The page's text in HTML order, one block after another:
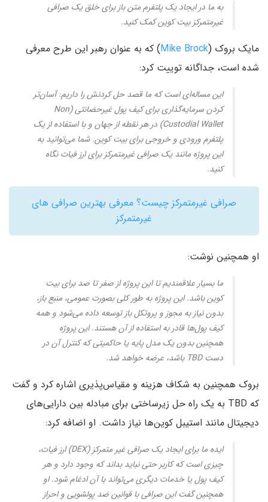
به ما در ایجاد یک پلتفرم متن باز برای خلق یک صرافی
غیرمتمرکز بیت کوین کمک کنید.
مایک بروک (Mike Brock) که به عنوان رهبر این طرح معرفی
شده است، جداگانه توییت کرد:
این مساله‌ای است که ما قصد حل کردنش را داریم: آسان‌تر
کردن سرمایه‌گذاری برای کیف پول غیر‌حضانتی (Non
Custodial Wallet) در هر نقطه از جهان و با استفاده از یک
پلتفرم ورودی و خروجی برای بیت کوین. شما می‌توانید به
این پروژه مانند یک صرافی غیرمتمرکز برای ارز فیات نگاه
کنید.
صرافی غیرمتمرکز چیست؟ معرفی بهترین صرافی های
غیرمتمرکز
او همچنین نوشت:
ما بسیار علاقمندیم تا این پروژه از صفر تا صد برای بیت
کوین باشد. این پروژه به طور کلی بصورت عمومی، منبع باز،
بدون نیاز به مجوز و پروتکل باز توسعه داده می‌شود و همه
کیف پول‌ها قادر به استفاده از آن هستند. این پروژه
همچنین بدون یک مدل پایه یا حاکمیتی که کنترل آن در
دست TBD باشد، عرضه خواهد شد.
بروک همچنین به شکاف هزینه و مقیاس‌پذیری اشاره کرد و گفت
که TBD به یک راه حل زیرساختی برای مبادله بین دارایی‌های
دیجیتال مانند استیبل کوین‌ها نیاز داشت. او اضافه کرد:
ایده ما برای ایجاد یک صرافی غیر متمرکز (DEX) ارز فیات،
چیزی است که کاربر حتی نباید بداند که وجود دارد و هر
کیف پول یا خدمات دیگری می‌تواند با آن ادغام شود. او
همچنین گفت این صرافی با قوانین ضد پولشویی و احراز